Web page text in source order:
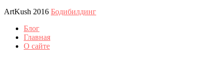
ArtKush 2016 Бодибилдинг
Блог
Главная
О сайте